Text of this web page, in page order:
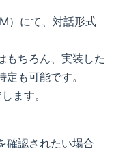
）にて、対話形式
もちろん、実装した
も可能です。
ます。
確認されたい場合